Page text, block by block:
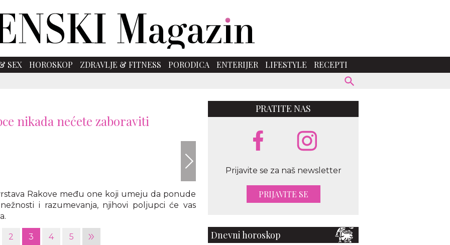
SEX HOROSKOP ZDRAVLJE & FITNESS PORODICA ENTERIJER LIFESTYLE
RECEPTI
nikada nećete zaboraviti
Rakove među one koji umeju da ponude
i razumevanja, njihovi poljupci će vas
2 3 4 5 »
PRATITE NAS
Prijavite se za naš newsletter
PRIJAVITE SE
Dnevni horoskop